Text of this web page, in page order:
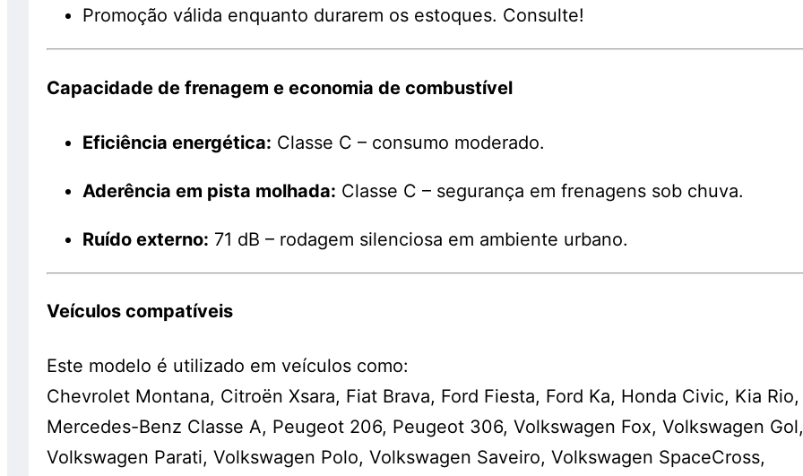
Promoção válida enquanto durarem os estoques. Consulte!
Capacidade de frenagem e economia de combustível
Eficiência energética: Classe C – consumo moderado.
Aderência em pista molhada: Classe C – segurança em frenagens sob chuva.
Ruído externo: 71 dB – rodagem silenciosa em ambiente urbano.
Veículos compatíveis
Este modelo é utilizado em veículos como:
Chevrolet Montana, Citroën Xsara, Fiat Brava, Ford Fiesta, Ford Ka, Honda Civic, Kia Rio,
Mercedes-Benz Classe A, Peugeot 206, Peugeot 306, Volkswagen Fox, Volkswagen Gol,
Volkswagen Parati, Volkswagen Polo, Volkswagen Saveiro, Volkswagen SpaceCross,